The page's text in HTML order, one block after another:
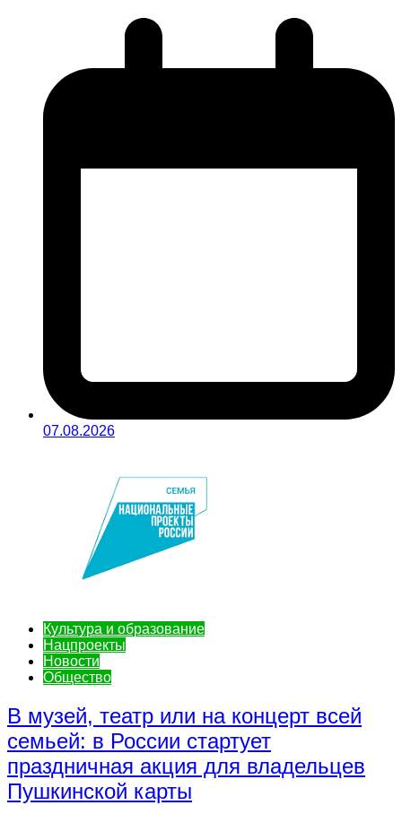
07.08.2026
Культура и образование
Нацпроекты
Новости
Общество
В музей, театр или на концерт всей
семьей: в России стартует
праздничная акция для владельцев
Пушкинской карты